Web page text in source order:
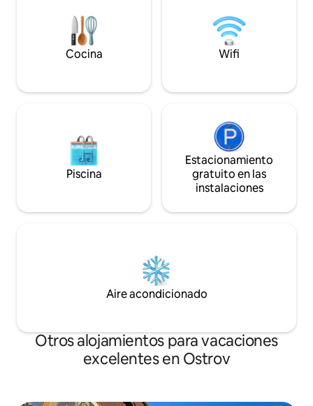
Cocina Wifi
Piscina
Estacionamiento
gratuito en las
instalaciones
Aire acondicionado
Otros alojamientos para vacaciones
excelentes en Ostrov